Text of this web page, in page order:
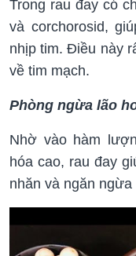
Trong rau đay có
và corchorosid,
nhịp tim. Điều này
về tim mạch.
Phòng ngừa lão
Nhờ vào hàm
hóa cao, rau đay
nhăn và ngăn